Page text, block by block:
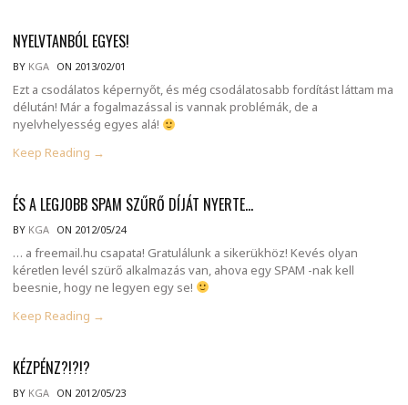
NYELVTANBÓL EGYES!
BY KGA ON 2013/02/01
Ezt a csodálatos képernyőt, és még csodálatosabb fordítást láttam ma
délután! Már a fogalmazással is vannak problémák, de a
nyelvhelyesség egyes alá!
Keep Reading →
ÉS A LEGJOBB SPAM SZŰRŐ DÍJÁT NYERTE…
BY KGA ON 2012/05/24
… a freemail.hu csapata! Gratulálunk a sikerükhöz! Kevés olyan
kéretlen levél szürő alkalmazás van, ahova egy SPAM -nak kell
beesnie, hogy ne legyen egy se!
Keep Reading →
KÉZPÉNZ?!?!?
BY KGA ON 2012/05/23